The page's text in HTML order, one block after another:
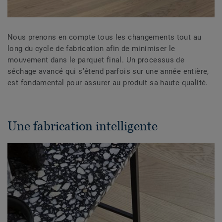
Nous prenons en compte tous les changements tout au
long du cycle de fabrication afin de minimiser le
mouvement dans le parquet final. Un processus de
séchage avancé qui s’étend parfois sur une année entière,
est fondamental pour assurer au produit sa haute qualité.
Une fabrication intelligente